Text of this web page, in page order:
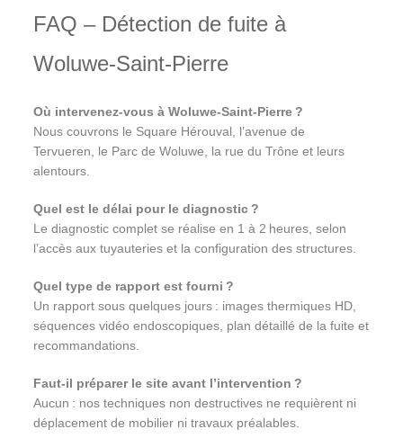
FAQ – Détection de fuite à
Woluwe‑Saint‑Pierre
Où intervenez‑vous à Woluwe‑Saint‑Pierre ?
Nous couvrons le Square Hérouval, l’avenue de
Tervueren, le Parc de Woluwe, la rue du Trône et leurs
alentours.
Quel est le délai pour le diagnostic ?
Le diagnostic complet se réalise en 1 à 2 heures, selon
l’accès aux tuyauteries et la configuration des structures.
Quel type de rapport est fourni ?
Un rapport sous quelques jours : images thermiques HD,
séquences vidéo endoscopiques, plan détaillé de la fuite et
recommandations.
Faut‑il préparer le site avant l’intervention ?
Aucun : nos techniques non destructives ne requièrent ni
déplacement de mobilier ni travaux préalables.